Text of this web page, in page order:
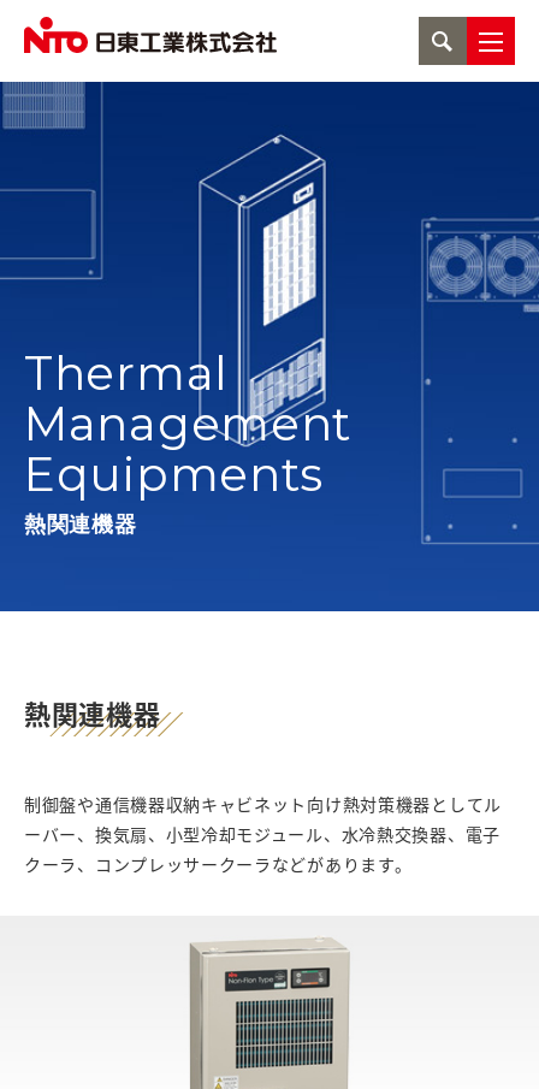
Thermal
Management
Equipments
熱関連機器
熱関連機器
制御盤や通信機器収納キャビネット向け熱対策機器としてル
ーバー、換気扇、小型冷却モジュール、水冷熱交換器、電子
クーラ、コンプレッサークーラなどがあります。